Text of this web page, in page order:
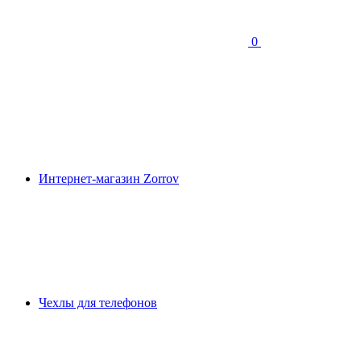
0
Интернет-магазин Zorrov
Чехлы для телефонов